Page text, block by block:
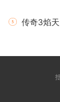
传奇3焰